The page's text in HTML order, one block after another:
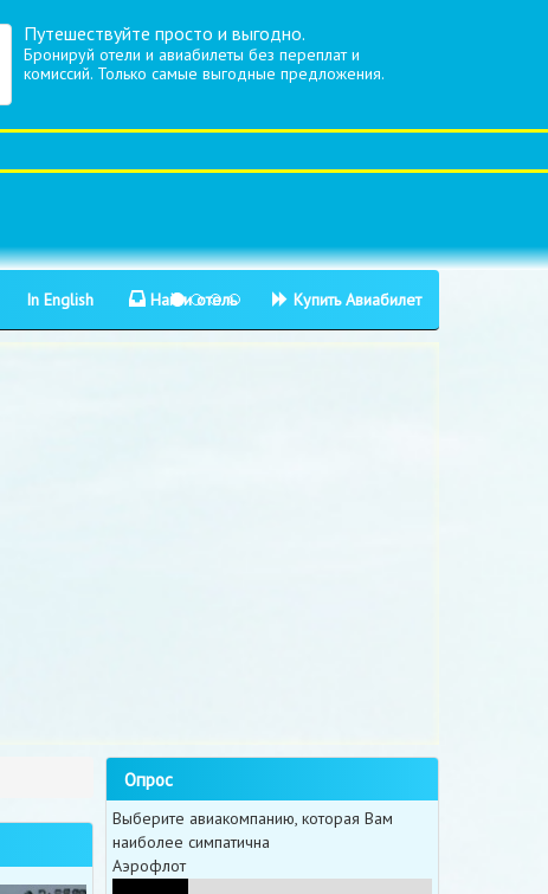
Путешествуйте просто и выгодно.
Бронируй отели и авиабилеты без переплат и
комиссий. Только самые выгодные предложения.
In English Найти отель Купить Авиабилет
Опрос
Выберите авиакомпанию, которая Вам
наиболее симпатична
Аэрофлот